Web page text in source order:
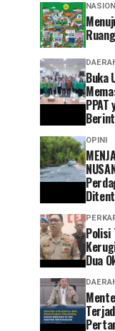
Buka
OPINI
Polisi
Dua